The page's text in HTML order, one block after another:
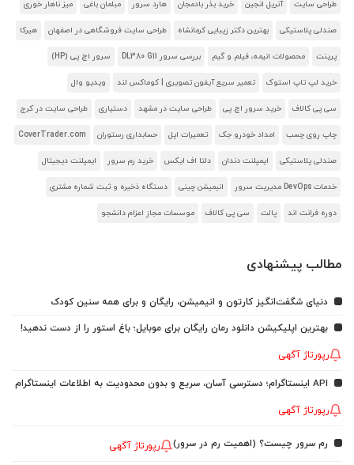
طراحی سایت آنریل انجین خرید بذر بادمجان هارد سرور مبلمان باغی میز ناهار خوری
صندلی پلاستیکی بهترین دکتر زیبایی کرمانشاه طراحی سایت فروشگاهی در اصفهان هیرکا
پرینت محصولات انیمه، فیلم و گیم بررسی سرور DL380 G11 سرور اچ پی (HP)
خرید لپ تاپ استوک تعمیر سریع آیفون تصویری | کوماکس لند ویدیو وال
سی پی کالاف خرید سرور اچ پی طراحی سایت در مشهد دستیاری طراحی سایت در کرج
چاپ روی چسب امداد خودرو جک تعمیرات اپل حسابداری رستوران CoverTrader.com
صندلی پلاستیکی ایمپلنت دندان دلتا اف ایکس خرید رم سرور ایمپلنت دیجیتال
خدمات DevOps مدیریت سرور انیمیشن چینی دستگاه ذخیره و ثبت شماره مشتری
دوره فرانت اند پالت سی پی کالاف موسسات مجاز اعزام دانشجو
مطالب پیشنهادی
دنیای شگفت‌انگیز کارتون و انیمیشن، رایگان و برای همه سنین کودک
بهترین اپلیکیشن دانلود رمان رایگان برای موبایل؛ باغ استور را از دست ندهید!
رپورتاژ آگهی
API اینستاگرام؛ دسترسی آسان، سریع و بدون محدودیت به اطلاعات اینستاگرام
رپورتاژ آگهی
رم سرور چیست؟ (اهمیت رم در سرور) رپورتاژ آگهی